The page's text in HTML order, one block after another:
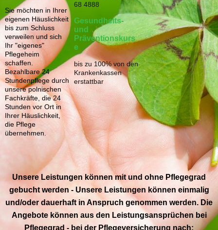
Sie möchten in Ihrer
eigenen Häuslichkeit
bis zum Schluss
verweilen und sich
Ihr "eigenes"
Pflegeheim
schaffen.
Bezahlbare 24
Stundenpflege durch
unsere polnischen
Fachkräfte, die 24
Stunden vor Ort in
Ihrer Häuslichkeit,
die Pflege
übernehmen.
68 4888
Gesundheits-
und
Präventionskurs
e
bis zu 100% von den
Krankenkassen
erstattbar
Unsere Leistungen können mit und ohne Pflegegrad
gebucht werden - Unsere Leistungen können einmalig
und/oder dauerhaft in Anspruch genommen werden. Die
Angebote können aus den Leistungsansprüchen bei
Pflegegrad - bei der Pflegeversicherung nach: